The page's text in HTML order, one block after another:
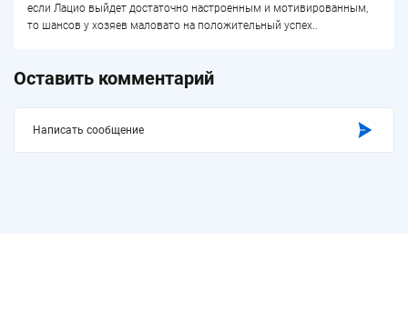
если Лацио выйдет достаточно настроенным и мотивированным,
то шансов у хозяев маловато на положительный успех..
Оставить комментарий
Написать сообщение